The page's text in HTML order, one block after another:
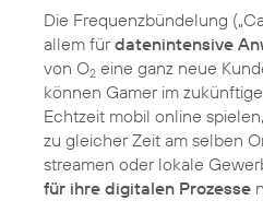
Die Frequenzbündelung
allem fürdatenintensive
von O2 eine ganz neue
können Gamer im
Echtzeit mobil online
zu gleicher Zeit am selben
streamen oder lokale
für ihre digitalen Prozesse